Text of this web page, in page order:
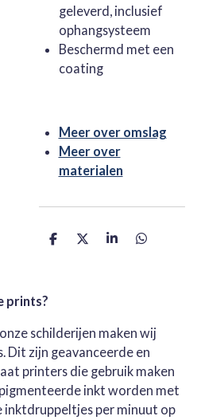
geleverd, inclusief
ophangsysteem
Beschermd met een
coating
Meer over omslag
Meer over
materialen
D
D
S
D
prints?
schilderijen maken wij
Dit zijn geavanceerde en
printers die gebruik maken
inkt worden met
inktdruppeltjes per minuut op